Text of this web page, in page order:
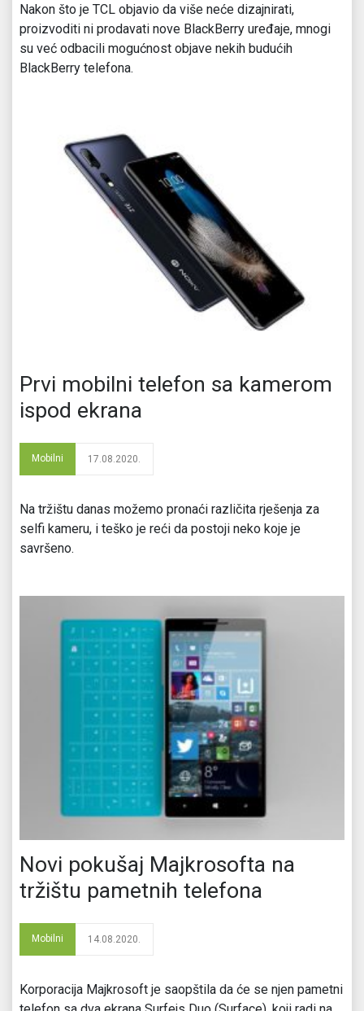
Nakon što je TCL objavio da više neće dizajnirati,
proizvoditi ni prodavati nove BlackBerry uređaje, mnogi
su već odbacili mogućnost objave nekih budućih
BlackBerry telefona.
Prvi mobilni telefon sa kamerom
ispod ekrana
Mobilni 17.08.2020.
Na tržištu danas možemo pronaći različita rješenja za
selfi kameru, i teško je reći da postoji neko koje je
savršeno.
Novi pokušaj Majkrosofta na
tržištu pametnih telefona
Mobilni 14.08.2020.
Korporacija Majkrosoft je saopštila da će se njen pametni